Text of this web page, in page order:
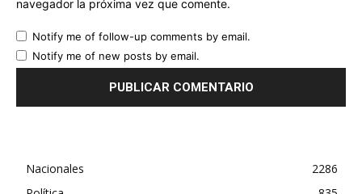
navegador la próxima vez que comente.
Notify me of follow-up comments by email.
Notify me of new posts by email.
Nacionales
2286